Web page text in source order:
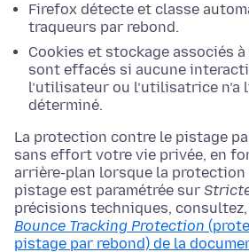
Firefox détecte et classe
traqueurs par rebond.
Cookies et stockage associés
sont effacés si aucune
l’utilisateur ou l’utilisatrice n’a
déterminé.
La protection contre le pistage
sans effort votre vie privée, en
arrière-plan lorsque la
pistage est paramétrée sur
précisions techniques, consultez,
Bounce Tracking Protection
pistage par rebond) de la